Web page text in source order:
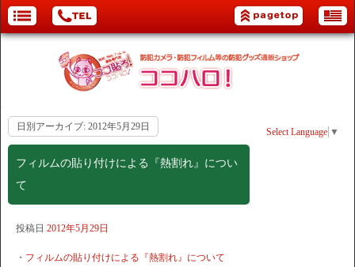
Select Language ▼
日別アーカイブ: 2012年5月29日
フィルムの貼り付けによる『熱割れ』につい
て
投稿日 2012年5月29日
・ フィルムの貼り付けによる『熱割れ』について